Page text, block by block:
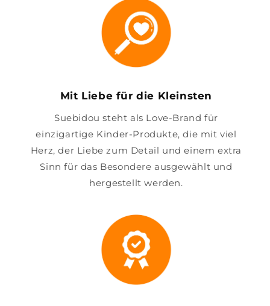
Mit Liebe für die Kleinsten
Suebidou steht als Love-Brand für
einzigartige Kinder-Produkte, die mit viel
Herz, der Liebe zum Detail und einem extra
Sinn für das Besondere ausgewählt und
hergestellt werden.